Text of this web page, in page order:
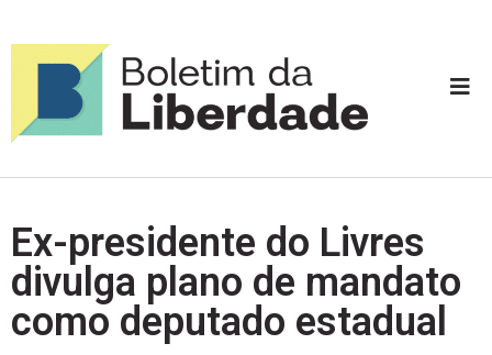
Ex-presidente do Livres
divulga plano de mandato
como deputado estadual